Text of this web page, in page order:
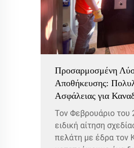
Προσαρμοσμένη
Αποθήκευσης:
Ασφάλειας για
Τον Φεβρουάριο του
ειδική αίτηση
πελάτη με έδρα τον